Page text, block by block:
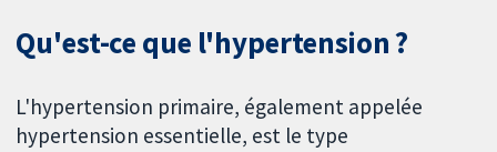
Qu'est-ce que l'hypertension ?
L'hypertension primaire, également appelée
hypertension essentielle, est le type